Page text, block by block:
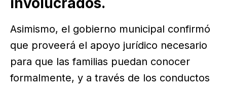
Asimismo, el gobierno municipal confirmó
que proveerá el apoyo jurídico necesario
para que las familias puedan conocer
formalmente, y a través de los conductos